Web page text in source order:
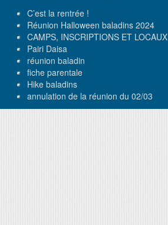
C’est la rentrée !
Réunion Halloween baladins 2024
CAMPS, INSCRIPTIONS ET LOCAUX
Pairi Daisa
réunion baladin
fiche parentale
Hike baladins
annulation de la réunion du 02/03